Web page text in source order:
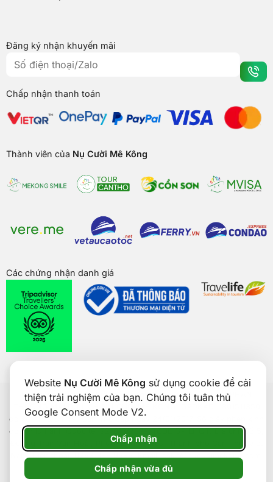
Website Nụ Cười Mê Kông sử dụng cookie để cải
thiện trải nghiệm của bạn. Chúng tôi tuân thủ
Google Consent Mode V2.
Chấp nhận
Chấp nhận vừa đủ
Đăng ký nhận khuyến mãi
Chấp nhận thanh toán
Thành viên của Nụ Cười Mê Kông
Các chứng nhận danh giá
Bản quyền củaNụ Cười Mê Kông
® 2026. CÔNG TY CỔ PHẦN
THƯƠNG MẠI DU LỊCH NỤ CƯỜI MÊ KÔNG. GPDKKD: 1801511350
do sở KH & ĐT TP. Cần Thơ cấp ngày 24/01/2017. Số giấy phép kinh
doanh lữ hành Quốc tế: 92-018/2022/TCDL-GP LHQT. Địa chỉ: Số 5,
Đường Trần Văn Hoài, Phường Ninh Kiều, Thành phố Cần Thơ, Việt